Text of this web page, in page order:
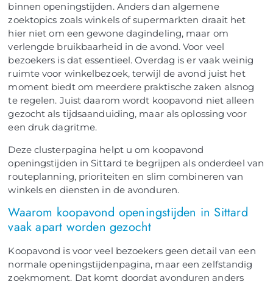
binnen openingstijden. Anders dan algemene
zoektopics zoals winkels of supermarkten draait het
hier niet om een gewone dagindeling, maar om
verlengde bruikbaarheid in de avond. Voor veel
bezoekers is dat essentieel. Overdag is er vaak weinig
ruimte voor winkelbezoek, terwijl de avond juist het
moment biedt om meerdere praktische zaken alsnog
te regelen. Juist daarom wordt koopavond niet alleen
gezocht als tijdsaanduiding, maar als oplossing voor
een druk dagritme.
Deze clusterpagina helpt u om koopavond
openingstijden in Sittard te begrijpen als onderdeel van
routeplanning, prioriteiten en slim combineren van
winkels en diensten in de avonduren.
Waarom koopavond openingstijden in Sittard
vaak apart worden gezocht
Koopavond is voor veel bezoekers geen detail van een
normale openingstijdenpagina, maar een zelfstandig
zoekmoment. Dat komt doordat avonduren anders